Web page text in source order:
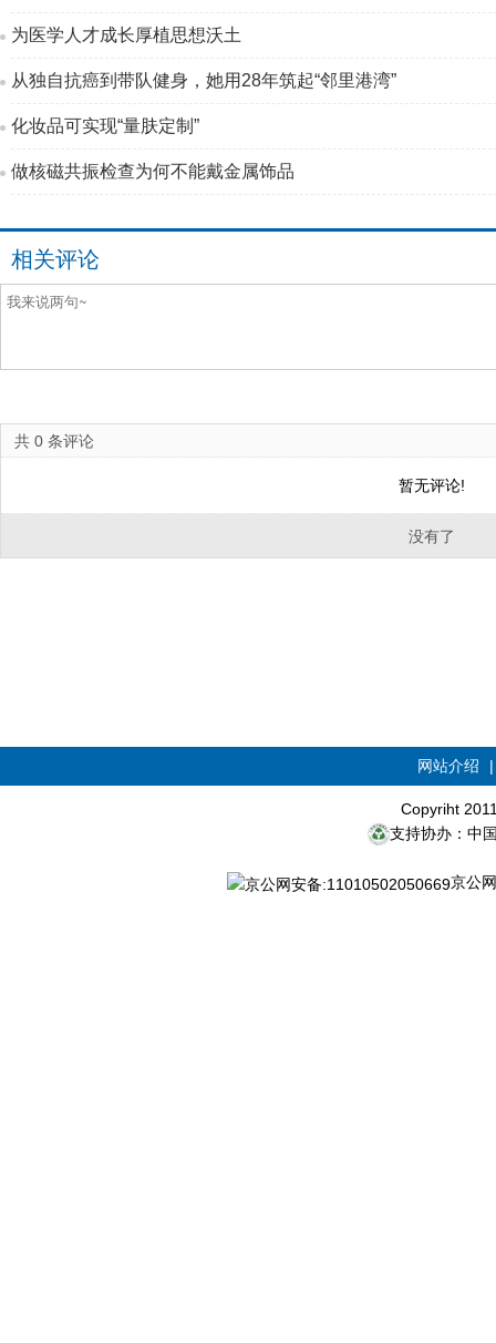
为医学人才成长厚植思想沃土
从独自抗癌到带队健身，她用28年筑起“邻里港湾”
化妆品可实现“量肤定制”
做核磁共振检查为何不能戴金属饰品
相关评论
共 0 条评论
暂无评论!
没有了
网站介绍
Copyriht
支持协办：中
京公